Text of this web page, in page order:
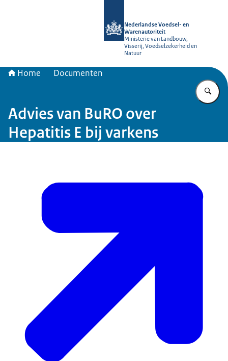
Nederlandse Voedsel- en
Warenautoriteit
Ministerie van Landbouw,
Visserij, Voedselzekerheid en
Natuur
Home Documenten
Advies van BuRO over
Hepatitis E bij varkens